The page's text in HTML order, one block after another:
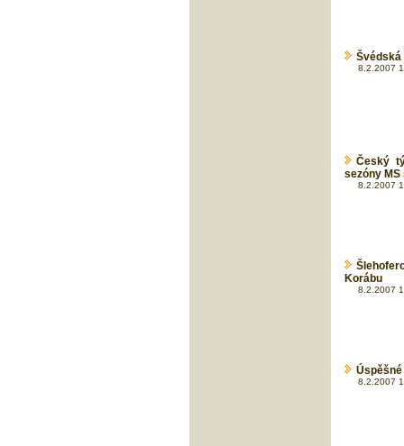
Švédská
8.2.2007
Český
sezóny
8.2.2007
Korábu
8.2.2007
8.2.2007